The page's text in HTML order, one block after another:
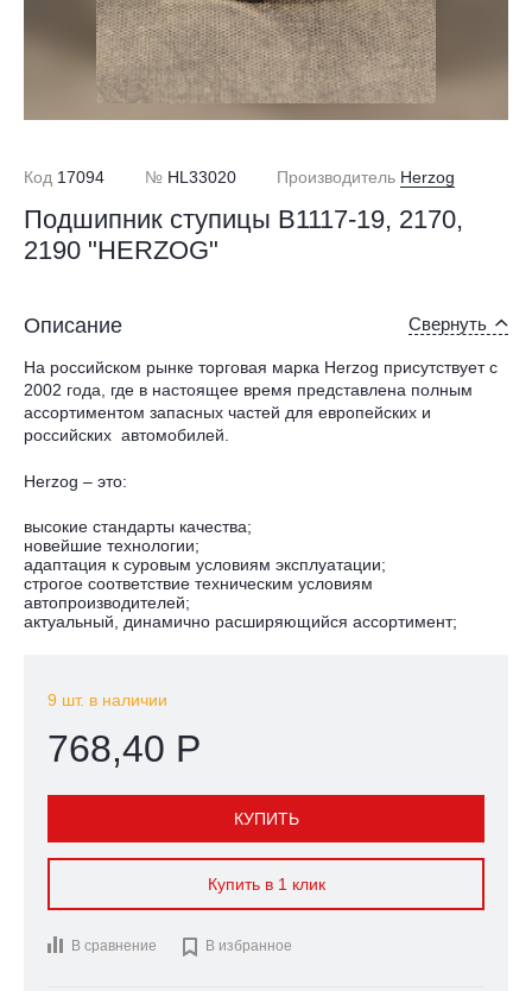
Код 17094 № HL33020 Производитель Herzog
Подшипник ступицы В1117-19, 2170,
2190 "HERZOG"
Описание Свернуть
На российском рынке торговая марка Herzog присутствует с
2002 года, где в настоящее время представлена полным
ассортиментом запасных частей для европейских и
российских автомобилей.
Herzog – это:
высокие стандарты качества;
новейшие технологии;
адаптация к суровым условиям эксплуатации;
строгое соответствие техническим условиям
автопроизводителей;
актуальный, динамично расширяющийся ассортимент;
9 шт. в наличии
768,40 Р
КУПИТЬ
Купить в 1 клик
В сравнение  В избранное